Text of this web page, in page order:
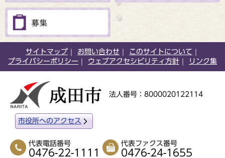
サイトマップ お問い合わせ
このサイトについて
プライバシーポリシー
ウェブアクセシビリティ方針 リンク集
法人番号：8000020122114
市役所へのアクセス
代表電話番号
0476-22-1111
代表ファクス番号
0476-24-1655